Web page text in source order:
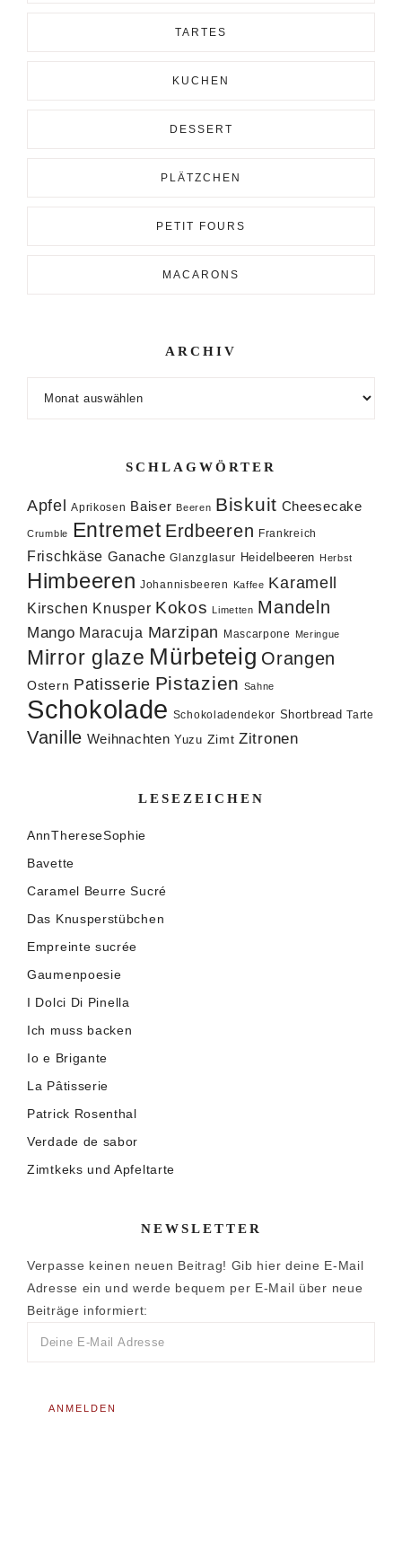
TARTES
KUCHEN
DESSERT
PLÄTZCHEN
PETIT FOURS
MACARONS
ARCHIV
SCHLAGWÖRTER
Apfel Aprikosen Baiser Beeren Biskuit Cheesecake
Crumble Entremet Erdbeeren Frankreich
Frischkäse Ganache Glanzglasur Heidelbeeren Herbst
Himbeeren Johannisbeeren Kaffee Karamell
Kirschen Knusper Kokos Limetten Mandeln
Mango Maracuja Marzipan Mascarpone Meringue
Mirror glaze Mürbeteig Orangen
Ostern Patisserie Pistazien Sahne
Schokolade Schokoladendekor Shortbread Tarte
Vanille Weihnachten Yuzu Zimt Zitronen
LESEZEICHEN
AnnThereseSophie
Bavette
Caramel Beurre Sucré
Das Knusperstübchen
Empreinte sucrée
Gaumenpoesie
I Dolci Di Pinella
Ich muss backen
Io e Brigante
La Pâtisserie
Patrick Rosenthal
Verdade de sabor
Zimtkeks und Apfeltarte
NEWSLETTER
Verpasse keinen neuen Beitrag! Gib hier deine E-Mail
Adresse ein und werde bequem per E-Mail über neue
Beiträge informiert: